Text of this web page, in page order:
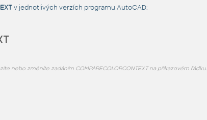
v jednotlivých verzích programu AutoCAD:
nebo změníte zadáním COMPARECOLORCONTEXT na příkazovém řádku.